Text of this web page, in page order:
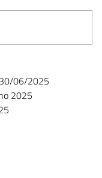
06/2025
2025